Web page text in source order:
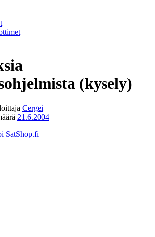
(kysely)
Cergei
21.6.2004